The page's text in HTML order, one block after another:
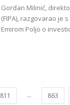
Gordan Milinić,
(FIPA), razgovarao je
Emirom Poljo o
811 ... 863